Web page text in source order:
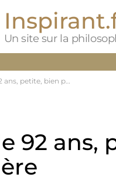
Un site sur la
bien préparée et fière
92 ans,